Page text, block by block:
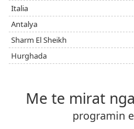
Italia
Antalya
Sharm El Sheikh
Hurghada
Me te mirat nga
programin